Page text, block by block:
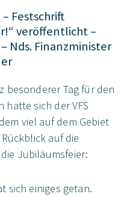
– Festschrift
veröffentlicht –
Nds. Finanzminister
besonderer Tag für den
hatte sich der VFS
viel auf dem Gebiet
auf die
Jubiläumsfeier:
sich einiges getan.